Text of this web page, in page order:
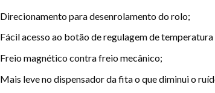
Direcionamento para desenrolamento do rolo;
Fácil acesso ao botão de regulagem de temperatura
Freio magnético contra freio mecânico;
Mais leve no dispensador da fita o que diminui o